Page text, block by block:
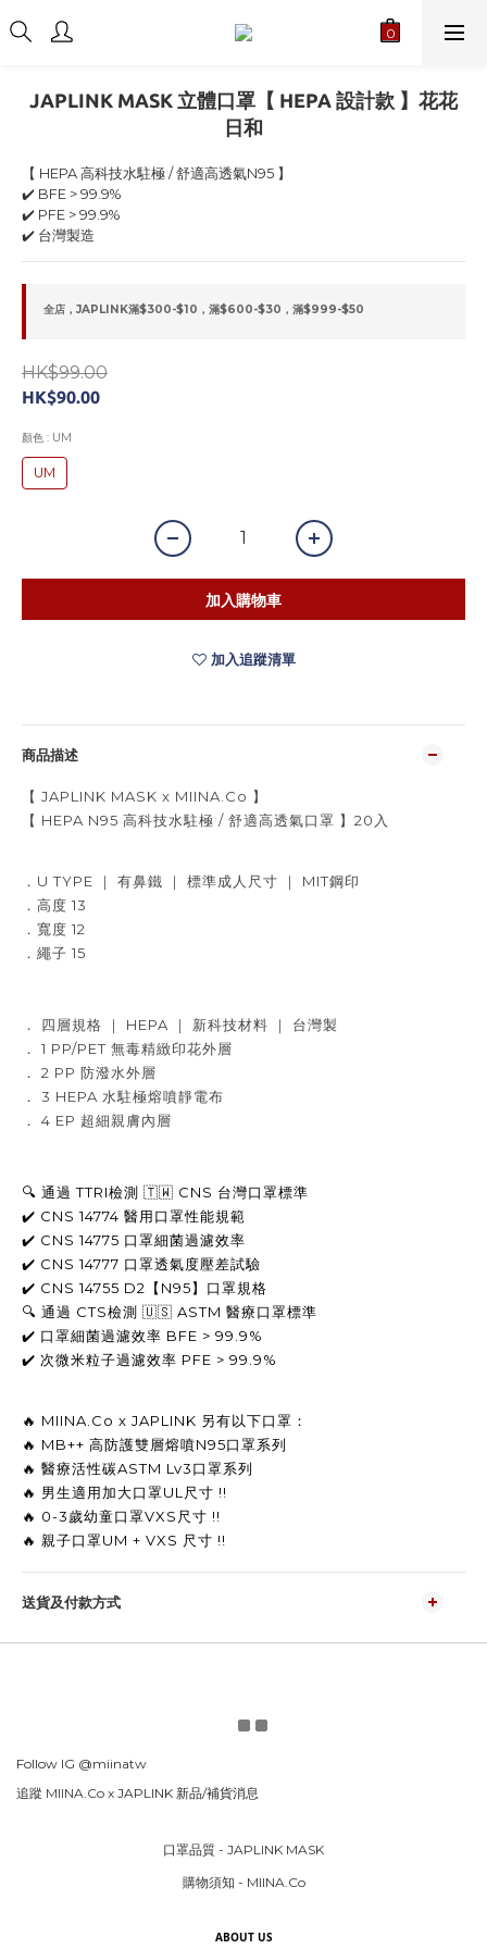
JAPLINK MASK 立體口罩【 HEPA 設計款 】花花
日和
【 HEPA 高科技水駐極 / 舒適高透氣N95 】
✔️ BFE > 99.9%
✔️ PFE > 99.9%
✔️ 台灣製造
全店，JAPLINK滿$300-$10，滿$600-$30，滿$999-$50
HK$99.00
HK$90.00
顏色 : UM
UM
加入購物車
加入追蹤清單
商品描述
【 JAPLINK MASK x MIINA.Co 】
【 HEPA N95 高科技水駐極 / 舒適高透氣口罩 】20入
．U TYPE ｜ 有鼻鐵 ｜ 標準成人尺寸 ｜ MIT鋼印
．高度 13
．寬度 12
．繩子 15
． 四層規格 ｜ HEPA ｜ 新科技材料 ｜ 台灣製
． 1 PP/PET 無毒精緻印花外層
． 2 PP 防潑水外層
． 3 HEPA 水駐極熔噴靜電布
． 4 EP 超細親膚內層
🔍 通過 TTRI檢測 🇹🇼 CNS 台灣口罩標準
✔️ CNS 14774 醫用口罩性能規範
✔️ CNS 14775 口罩細菌過濾效率
✔️ CNS 14777 口罩透氣度壓差試驗
✔️ CNS 14755 D2【N95】口罩規格
🔍 通過 CTS檢測 🇺🇸 ASTM 醫療口罩標準
✔️ 口罩細菌過濾效率 BFE > 99.9%
✔️ 次微米粒子過濾效率 PFE > 99.9%
🔥 MIINA.Co x JAPLINK 另有以下口罩 ：
🔥 MB++ 高防護雙層熔噴N95口罩系列
🔥 醫療活性碳ASTM Lv3口罩系列
🔥 男生適用加大口罩UL尺寸 !!
🔥 0-3歲幼童口罩VXS尺寸 !!
🔥 親子口罩UM + VXS 尺寸 !!
送貨及付款方式
Follow IG @miinatw
追蹤 MIINA.Co x JAPLINK 新品/補貨消息
口罩品質 - JAPLINK MASK
購物須知 - MIINA.Co
ABOUT US